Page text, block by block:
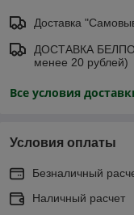
Доставка
ДОСТАВКА
менее 20 рублей)
Все условия
Условия оплаты
Безналичный
Наличный расчет